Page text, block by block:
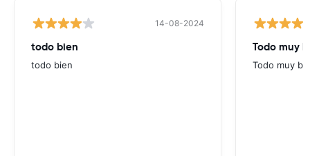
14-08-2024
todo bien
todo bien
Todo muy
Todo muy